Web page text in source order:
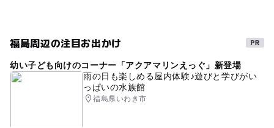
福島周辺の注目お出かけ
幼い子ども向けのコーナー「アクアマリンえっぐ」新登場
雨の日も楽しめる屋内体験♪遊びと学びがい
っぱいの水族館
福島県いわき市